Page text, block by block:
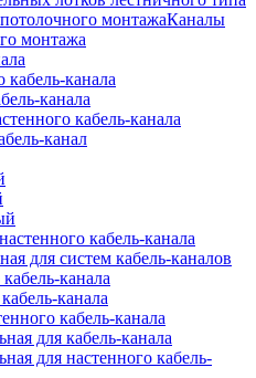
Каналы
монтажа
кабель-канала
канала
кабель-канала
канал
кабель-канала
для систем кабель-каналов
канала
канала
кабель-канала
для кабель-канала
для настенного кабель-